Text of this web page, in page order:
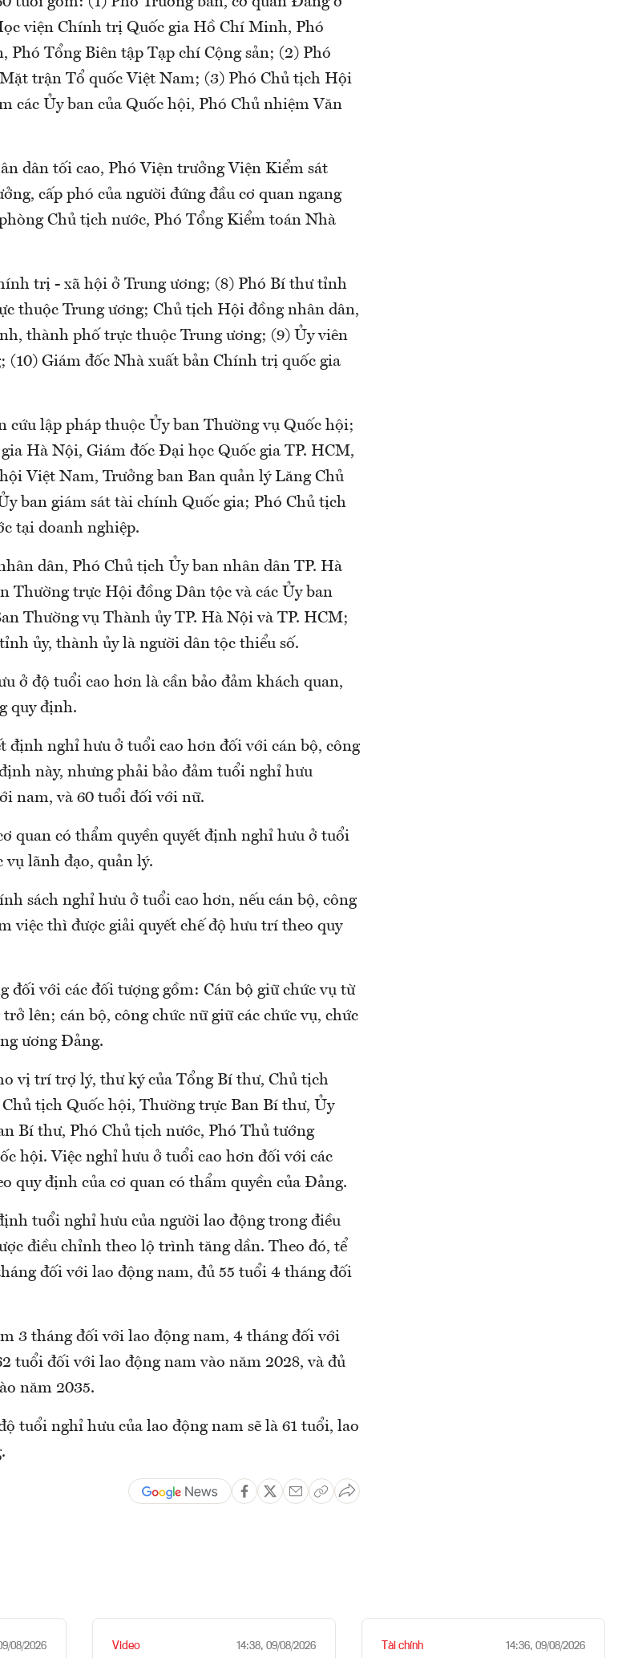
viện Chính trị Quốc gia Hồ Chí Minh, Phó
Phó Tổng Biên tập Tạp chí Cộng sản; (2) Phó
trận Tổ quốc Việt Nam; (3) Phó Chủ tịch Hội
các Ủy ban của Quốc hội, Phó Chủ nhiệm Văn
dân tối cao, Phó Viện trưởng Viện Kiểm sát
cấp phó của người đứng đầu cơ quan ngang
Chủ tịch nước, Phó Tổng Kiểm toán Nhà
trị - xã hội ở Trung ương; (8) Phó Bí thư tỉnh
thuộc Trung ương; Chủ tịch Hội đồng nhân dân,
thành phố trực thuộc Trung ương; (9) Ủy viên
(10) Giám đốc Nhà xuất bản Chính trị quốc gia
cứu lập pháp thuộc Ủy ban Thường vụ Quốc hội;
Hà Nội, Giám đốc Đại học Quốc gia TP. HCM,
Việt Nam, Trưởng ban Ban quản lý Lăng Chủ
ban giám sát tài chính Quốc gia; Phó Chủ tịch
tại doanh nghiệp.
dân, Phó Chủ tịch Ủy ban nhân dân TP. Hà
Thường trực Hội đồng Dân tộc và các Ủy ban
Thường vụ Thành ủy TP. Hà Nội và TP. HCM;
ủy, thành ủy là người dân tộc thiểu số.
ở độ tuổi cao hơn là cần bảo đảm khách quan,
quy định.
định nghỉ hưu ở tuổi cao hơn đối với cán bộ, công
này, nhưng phải bảo đảm tuổi nghỉ hưu
nam, và 60 tuổi đối với nữ.
quan có thẩm quyền quyết định nghỉ hưu ở tuổi
vụ lãnh đạo, quản lý.
sách nghỉ hưu ở tuổi cao hơn, nếu cán bộ, công
việc thì được giải quyết chế độ hưu trí theo quy
đối với các đối tượng gồm: Cán bộ giữ chức vụ từ
lên; cán bộ, công chức nữ giữ các chức vụ, chức
ương Đảng.
vị trí trợ lý, thư ký của Tổng Bí thư, Chủ tịch
tịch Quốc hội, Thường trực Ban Bí thư, Ủy
Bí thư, Phó Chủ tịch nước, Phó Thủ tướng
hội. Việc nghỉ hưu ở tuổi cao hơn đối với các
quy định của cơ quan có thẩm quyền của Đảng.
tuổi nghỉ hưu của người lao động trong điều
điều chỉnh theo lộ trình tăng dần. Theo đó, tể
đối với lao động nam, đủ 55 tuổi 4 tháng đối
3 tháng đối với lao động nam, 4 tháng đối với
tuổi đối với lao động nam vào năm 2028, và đủ
năm 2035.
tuổi nghỉ hưu của lao động nam sẽ là 61 tuổi, lao
08/2026 Video 14:38, 09/08/2026 Tài chính 14:36, 09/08/2026